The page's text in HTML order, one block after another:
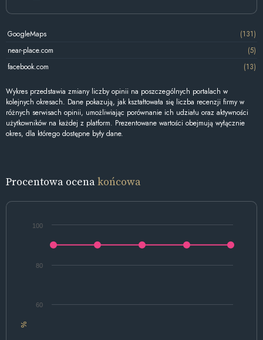
GoogleMaps
(131)
near-place.com
(5)
facebook.com
(13)
Wykres przedstawia zmiany liczby opinii na poszczególnych portalach w
kolejnych okresach. Dane pokazują, jak kształtowała się liczba recenzji firmy w
różnych serwisach opinii, umożliwiając porównanie ich udziału oraz aktywności
użytkowników na każdej z platform. Prezentowane wartości obejmują wyłącznie
okres, dla którego dostępne były dane.
Procentowa ocenakońcowa
%
60
80
100